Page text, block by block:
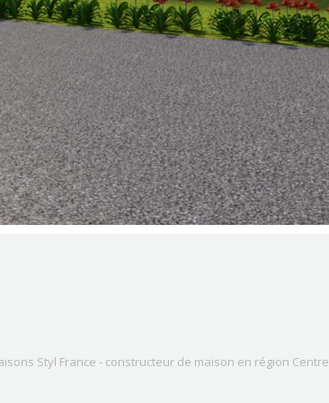
Styl France - constructeur de maison en région Centre